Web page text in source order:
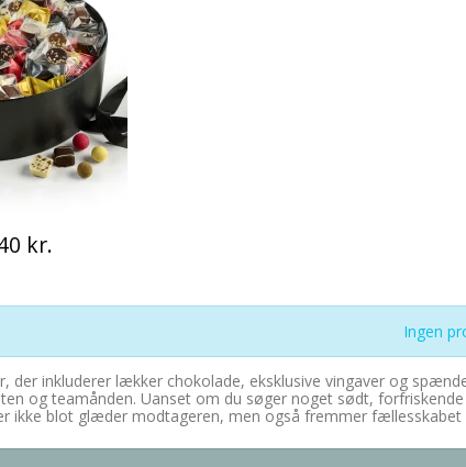
kr.
Ingen
der inkluderer lækker chokolade, eksklusive vingaver og
og teamånden. Uanset om du søger noget sødt,
ikke blot glæder modtageren, men også fremmer